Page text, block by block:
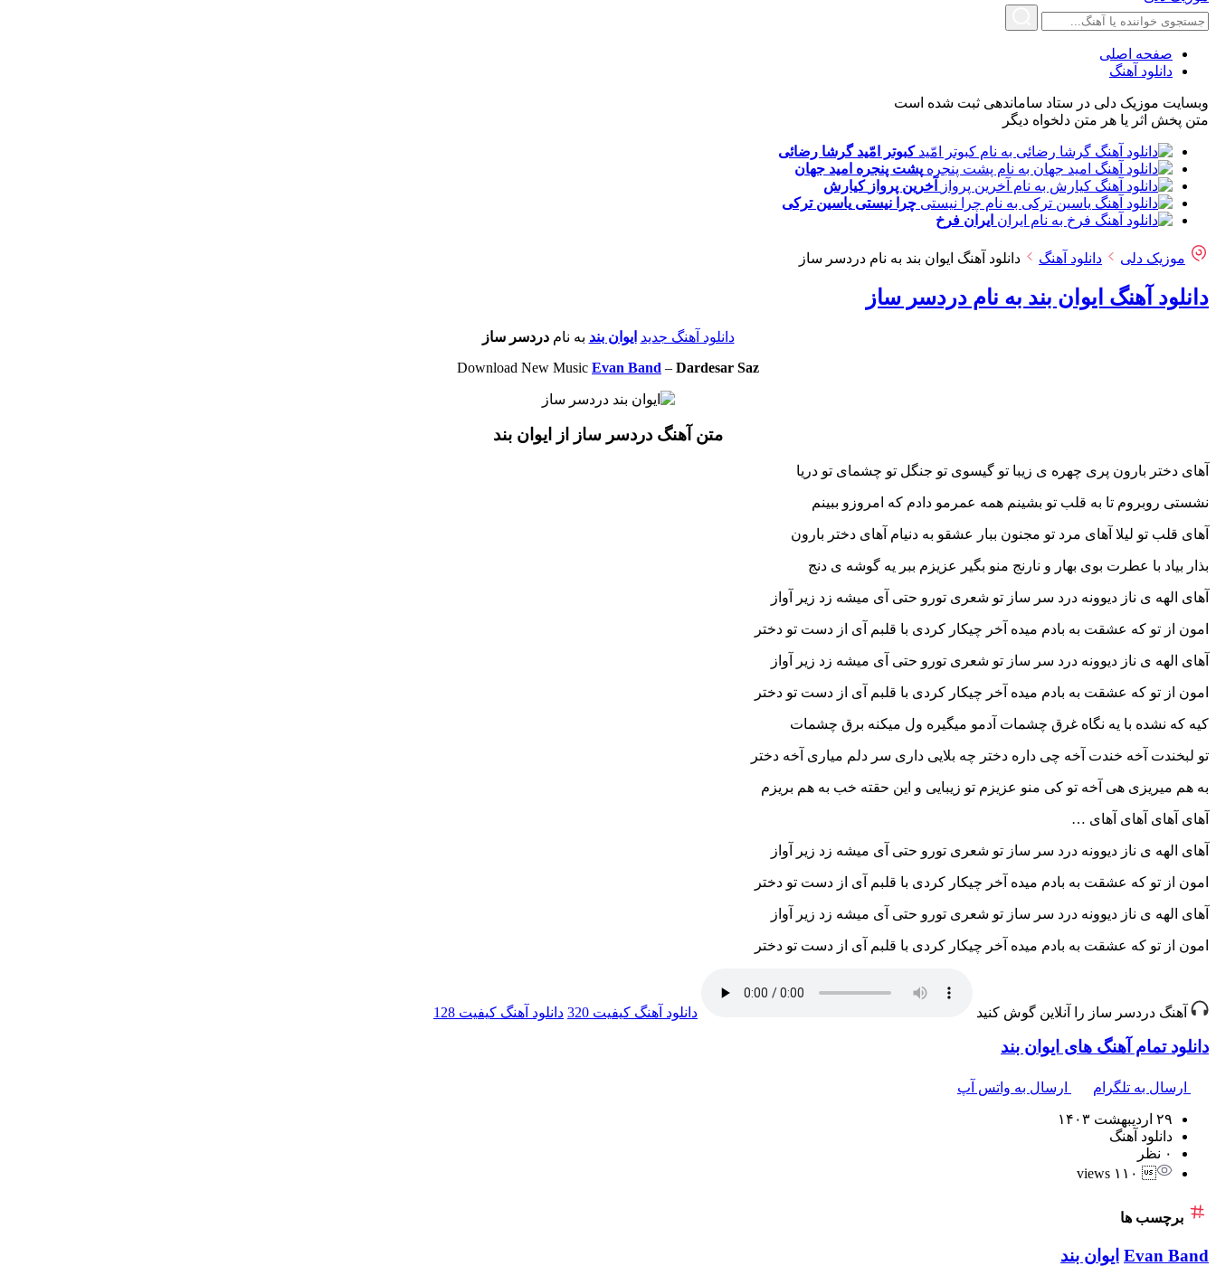
صفحه اصلی
دانلود آهنگ
وبسایت موزیک دلی در ستاد ساماندهی ثبت شده است
متن پخش اثر یا هر متن دلخواه دیگر
کبوتر امّید گرشا رضائی
پشت پنجره امید جهان
آخرین پرواز کیارش
چرا نیستی یاسین ترکی
ایران فرخ
موزیک دلی دانلود آهنگ دانلود آهنگ ایوان بند به نام دردسر ساز
دانلود آهنگ ایوان بند به نام دردسر ساز
دانلود آهنگ جدید ایوان بند به نامدردسر ساز
Download New Music Evan Band – Dardesar Saz
متن آهنگ دردسر ساز از ایوان بند
آهای دختر بارون پری چهره ی زیبا تو گیسوی تو جنگل تو چشمای تو دریا
نشستی روبروم تا به قلب تو بشینم همه عمرمو دادم که امروزو ببینم
آهای قلب تو لیلا آهای مرد تو مجنون ببار عشقو به دنیام آهای دختر بارون
بذار بیاد با عطرت بوی بهار و نارنج منو بگیر عزیزم ببر یه گوشه ی دنج
آهای الهه ی ناز دیوونه درد سر ساز تو شعری تورو حتی آی میشه زد زیر آواز
امون از تو که عشقت به بادم میده آخر چیکار کردی با قلبم آی از دست تو دختر
آهای الهه ی ناز دیوونه درد سر ساز تو شعری تورو حتی آی میشه زد زیر آواز
امون از تو که عشقت به بادم میده آخر چیکار کردی با قلبم آی از دست تو دختر
کیه که نشده با یه نگاه غرق چشمات آدمو میگیره ول میکنه برق چشمات
تو لبخندت آخه خندت آخه چی داره دختر چه بلایی داری سر دلم میاری آخه دختر
به هم میریزی هی آخه تو کی منو عزیزم تو زیبایی و این حقته خب به هم بریزم
آهای آهای آهای آهای …
آهای الهه ی ناز دیوونه درد سر ساز تو شعری تورو حتی آی میشه زد زیر آواز
امون از تو که عشقت به بادم میده آخر چیکار کردی با قلبم آی از دست تو دختر
آهای الهه ی ناز دیوونه درد سر ساز تو شعری تورو حتی آی میشه زد زیر آواز
امون از تو که عشقت به بادم میده آخر چیکار کردی با قلبم آی از دست تو دختر
آهنگ دردسر ساز را آنلاین گوش کنید دانلود آهنگ کیفیت 320 دانلود آهنگ کیفیت 128
دانلود تمام آهنگ های ایوان بند
ارسال به تلگرام ارسال به واتس آپ
۲۹ اردیبهشت ۱۴۰۳
دانلود آهنگ
۰ نظر
۱۱۰ views
برچسب ها
Evan Band ایوان بند